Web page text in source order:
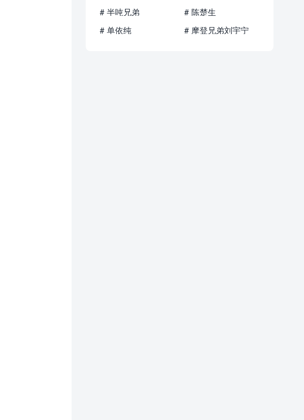
# 半吨兄弟
# 陈楚生
# 单依纯
# 摩登兄弟刘宇宁